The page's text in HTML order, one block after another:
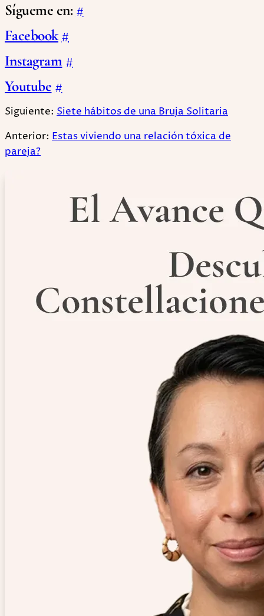
Sígueme en: #
Facebook #
Instagram #
Youtube #
Siguiente: Siete hábitos de una Bruja Solitaria
Anterior: Estas viviendo una relación tóxica de
pareja?